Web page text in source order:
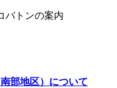
バトンの案内
部地区）について